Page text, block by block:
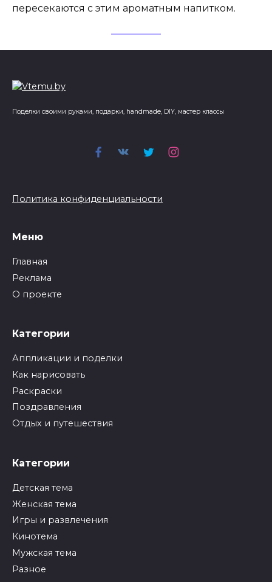
пересекаются с этим ароматным напитком.
Поделки своими руками, подарки, handmade, DIY, мастер классы
Политика конфиденциальности
Меню
Главная
Реклама
О проекте
Категории
Аппликации и поделки
Как нарисовать
Раскраски
Поздравления
Отдых и путешествия
Категории
Детская тема
Женская тема
Игры и развлечения
Кинотема
Мужская тема
Разное